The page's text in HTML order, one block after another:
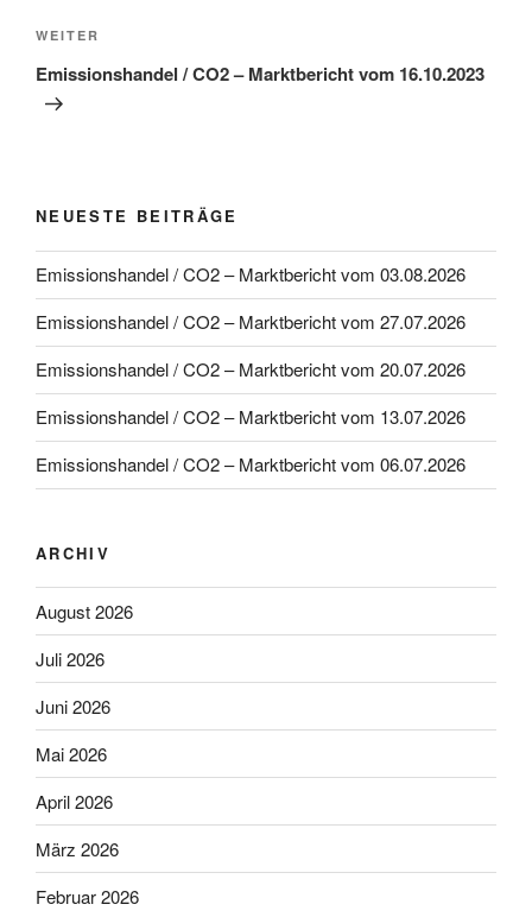
Nächster
Beitrag
WEITER
Emissionshandel / CO2 – Marktbericht vom 16.10.2023
NEUESTE BEITRÄGE
Emissionshandel / CO2 – Marktbericht vom 03.08.2026
Emissionshandel / CO2 – Marktbericht vom 27.07.2026
Emissionshandel / CO2 – Marktbericht vom 20.07.2026
Emissionshandel / CO2 – Marktbericht vom 13.07.2026
Emissionshandel / CO2 – Marktbericht vom 06.07.2026
ARCHIV
August 2026
Juli 2026
Juni 2026
Mai 2026
April 2026
März 2026
Februar 2026